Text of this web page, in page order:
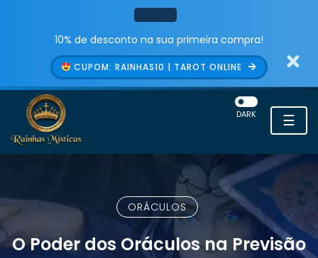
10% de desconto na sua primeira compra!
CUPOM: RAINHAS10 | TAROT ONLINE
☰
DARK
ORÁCULOS
O Poder dos Oráculos na Previsão